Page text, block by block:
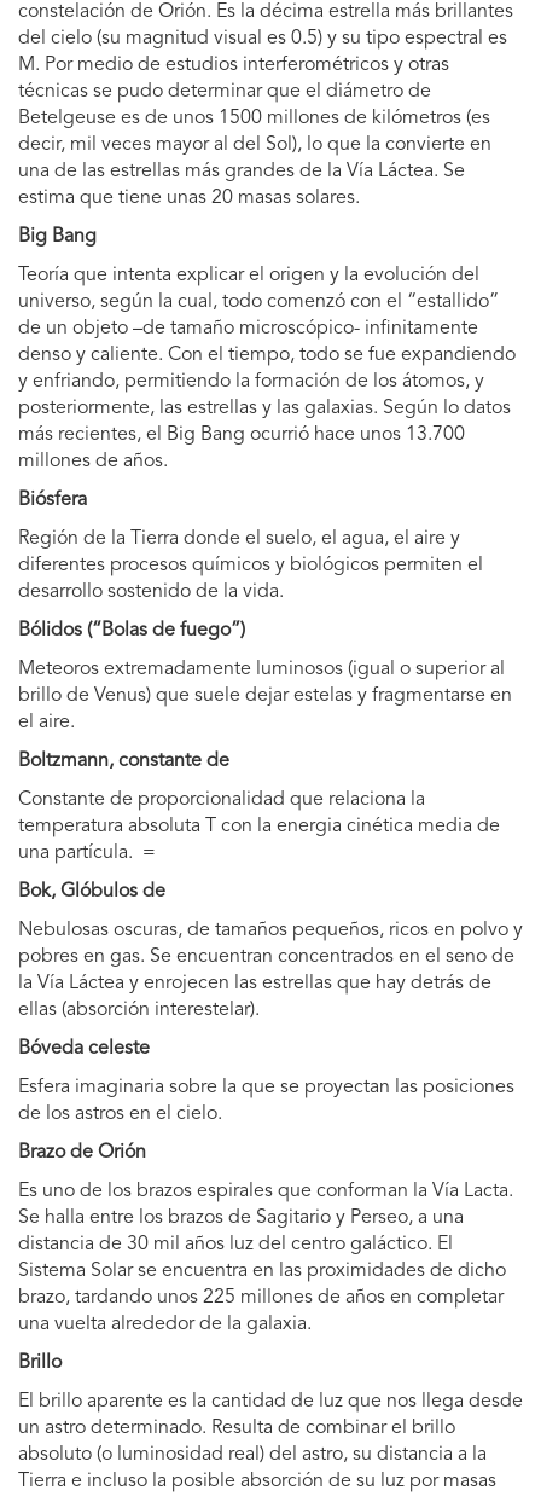
constelación de Orión. Es la décima estrella más brillantes
del cielo (su magnitud visual es 0.5) y su tipo espectral es
M. Por medio de estudios interferométricos y otras
técnicas se pudo determinar que el diámetro de
Betelgeuse es de unos 1500 millones de kilómetros (es
decir, mil veces mayor al del Sol), lo que la convierte en
una de las estrellas más grandes de la Vía Láctea. Se
estima que tiene unas 20 masas solares.
Big Bang
Teoría que intenta explicar el origen y la evolución del
universo, según la cual, todo comenzó con el “estallido”
de un objeto –de tamaño microscópico- infinitamente
denso y caliente. Con el tiempo, todo se fue expandiendo
y enfriando, permitiendo la formación de los átomos, y
posteriormente, las estrellas y las galaxias. Según lo datos
más recientes, el Big Bang ocurrió hace unos 13.700
millones de años.
Biósfera
Región de la Tierra donde el suelo, el agua, el aire y
diferentes procesos químicos y biológicos permiten el
desarrollo sostenido de la vida.
Bólidos (“Bolas de fuego”)
Meteoros extremadamente luminosos (igual o superior al
brillo de Venus) que suele dejar estelas y fragmentarse en
el aire.
Boltzmann, constante de
Constante de proporcionalidad que relaciona la
temperatura absoluta T con la energia cinética media de
una partícula. =
Bok, Glóbulos de
Nebulosas oscuras, de tamaños pequeños, ricos en polvo y
pobres en gas. Se encuentran concentrados en el seno de
la Vía Láctea y enrojecen las estrellas que hay detrás de
ellas (absorción interestelar).
Bóveda celeste
Esfera imaginaria sobre la que se proyectan las posiciones
de los astros en el cielo.
Brazo de Orión
Es uno de los brazos espirales que conforman la Vía Lacta.
Se halla entre los brazos de Sagitario y Perseo, a una
distancia de 30 mil años luz del centro galáctico. El
Sistema Solar se encuentra en las proximidades de dicho
brazo, tardando unos 225 millones de años en completar
una vuelta alrededor de la galaxia.
Brillo
El brillo aparente es la cantidad de luz que nos llega desde
un astro determinado. Resulta de combinar el brillo
absoluto (o luminosidad real) del astro, su distancia a la
Tierra e incluso la posible absorción de su luz por masas